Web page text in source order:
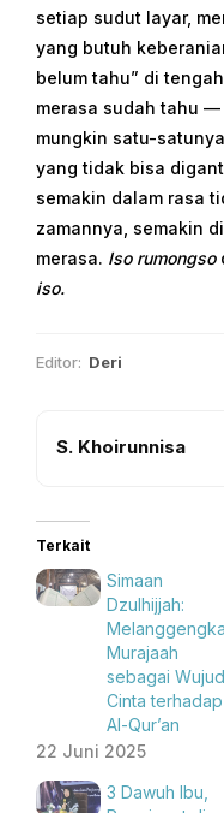
setiap sudut layar,
yang butuh
belum tahu” di
merasa sudah tahu
mungkin satu-
yang tidak bisa
semakin dalam rasa
zamannya, semakin
merasa. Iso rumongso
iso.
Editor: Deri
S. Khoirunnisa
Terkait
Simaan
Dzulhijjah:
Murajaah
sebagai Wujud
Cinta terhadap
Al-Qur’an
22 Juni 2025
3 Dawuh Ibu,